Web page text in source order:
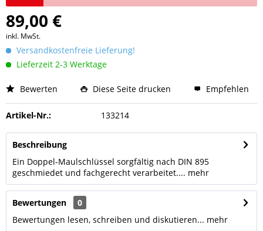
89,00 €
inkl. MwSt.
Versandkostenfreie Lieferung!
Lieferzeit 2-3 Werktage
Bewerten Diese Seite drucken Empfehlen
Artikel-Nr.: 133214
Beschreibung
Ein Doppel-Maulschlüssel sorgfältig nach DIN 895
geschmiedet und fachgerecht verarbeitet.... mehr
Bewertungen
0
Bewertungen lesen, schreiben und diskutieren... mehr